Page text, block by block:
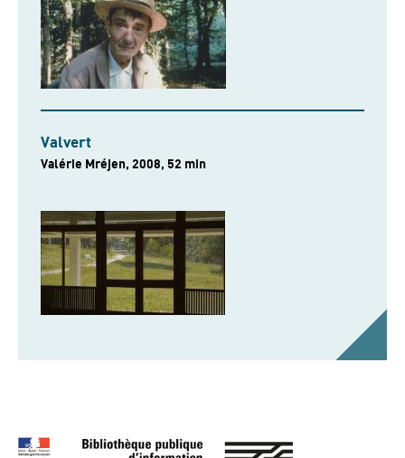
Valvert
Valérie Mréjen, 2008, 52 min